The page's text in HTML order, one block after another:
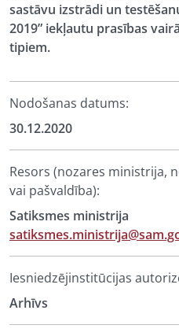
sastāvu izstrādi un
2019” iekļautu prasības
tipiem.
Nodošanas datums:
30.12.2020
Resors (nozares ministrija,
vai pašvaldība):
Satiksmes ministrija
Iesniedzējinstitūcijas
Arhīvs